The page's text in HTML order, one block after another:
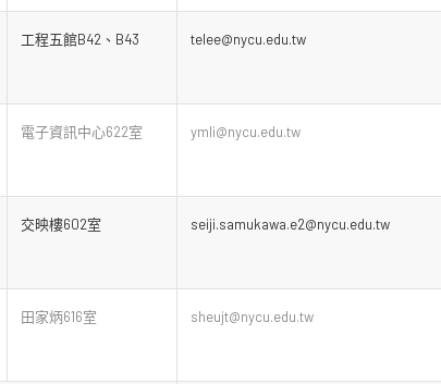
工程五館B42、B43 telee@nycu.edu.tw
電子資訊中心622室 ymli@nycu.edu.tw
交映樓602室 seiji.samukawa.e2@nycu.edu.tw
田家炳616室 sheujt@nycu.edu.tw